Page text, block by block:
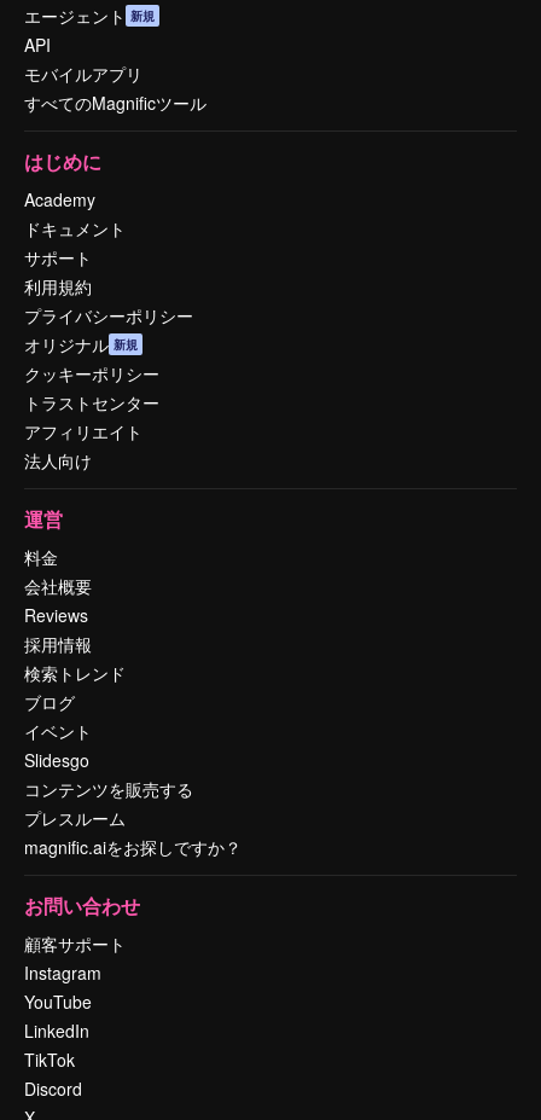
エージェント 新規
API
モバイルアプリ
すべてのMagnificツール
はじめに
Academy
ドキュメント
サポート
利用規約
プライバシーポリシー
オリジナル 新規
クッキーポリシー
トラストセンター
アフィリエイト
法人向け
運営
料金
会社概要
Reviews
採用情報
検索トレンド
ブログ
イベント
Slidesgo
コンテンツを販売する
プレスルーム
magnific.aiをお探しですか？
お問い合わせ
顧客サポート
Instagram
YouTube
LinkedIn
TikTok
Discord